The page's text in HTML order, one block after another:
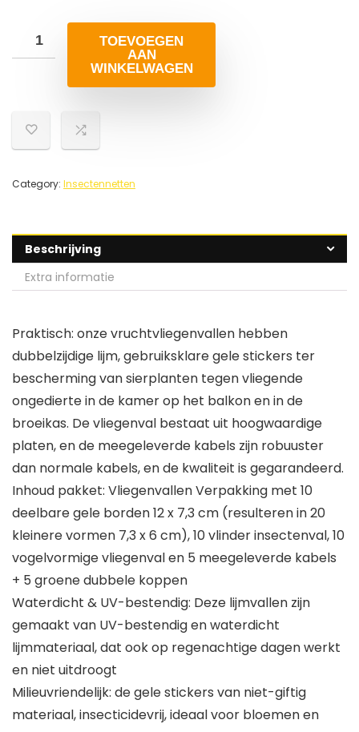
TOEVOEGEN
AAN
WINKELWAGEN
Category: Insectennetten
Beschrijving
Extra informatie
Praktisch: onze vruchtvliegenvallen hebben
dubbelzijdige lijm, gebruiksklare gele stickers ter
bescherming van sierplanten tegen vliegende
ongedierte in de kamer op het balkon en in de
broeikas. De vliegenval bestaat uit hoogwaardige
platen, en de meegeleverde kabels zijn robuuster
dan normale kabels, en de kwaliteit is gegarandeerd.
Inhoud pakket: Vliegenvallen Verpakking met 10
deelbare gele borden 12 x 7,3 cm (resulteren in 20
kleinere vormen 7,3 x 6 cm), 10 vlinder insectenval, 10
vogelvormige vliegenval en 5 meegeleverde kabels
+ 5 groene dubbele koppen
Waterdicht & UV-bestendig: Deze lijmvallen zijn
gemaakt van UV-bestendig en waterdicht
lijmmateriaal, dat ook op regenachtige dagen werkt
en niet uitdroogt
Milieuvriendelijk: de gele stickers van niet-giftig
materiaal, insecticidevrij, ideaal voor bloemen en